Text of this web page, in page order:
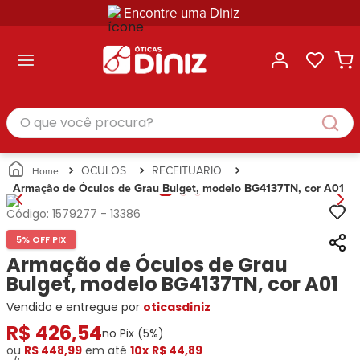
Encontre uma Diniz
Masculino
Feminino
Infantil
Unissex
Busque
Por
Marcas
Ana
Hickmann
Bulget
Miu-
Miu
Guess
Lacoste
Categorias
Masculino
Feminino
Infantil
Unissex
Busque
Por
Marcas
Ray-
Ban
Prada
Ana
Hickmann
Tecnol
Correntes
para
Óculos
Estojos
para
Óculos
Soluções
e
Cuidados
Busque
Ray-
Ban
Armani
Exchange
Tommy
Hilfiger
Ana
Hickmann
Guess
Speedo
Categoria
Armações
de Óculos
Óculos
de Sol
para
Óculos
para
Óculos
Gênero
Masculino
Feminino
O que você procura?
OCULOS
RECEITUARIO
Armação de Óculos de Grau Bulget, modelo BG4137TN, cor A01
Código: 1579277 - 13386
5% OFF PIX
Armação de Óculos de Grau
Bulget, modelo BG4137TN, cor A01
Vendido e entregue por oticasdiniz
R$ 426,54no Pix (5%)
ou R$ 448,99 em até 10x R$ 44,89